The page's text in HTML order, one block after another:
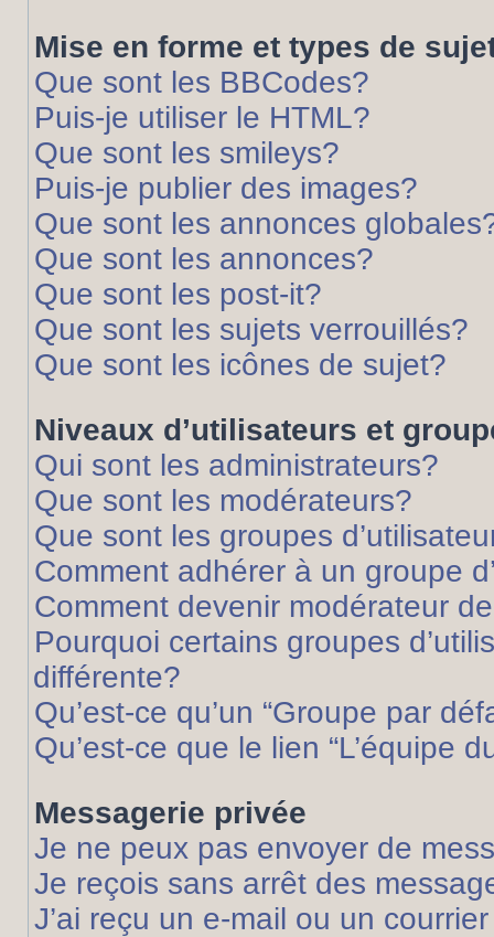
Mise en forme et types de
Que sont les BBCodes?
Puis-je utiliser le HTML?
Que sont les smileys?
Puis-je publier des images?
Que sont les annonces
Que sont les annonces?
Que sont les post-it?
Que sont les sujets verrouillés?
Que sont les icônes de sujet?
Niveaux d’utilisateurs et
Qui sont les administrateurs?
Que sont les modérateurs?
Que sont les groupes
Comment adhérer à un groupe
Comment devenir modérateur
Pourquoi certains groupes
différente?
Qu’est-ce qu’un “Groupe par
Qu’est-ce que le lien “L’équipe
Messagerie privée
Je ne peux pas envoyer de
Je reçois sans arrêt des
J’ai reçu un e-mail ou un